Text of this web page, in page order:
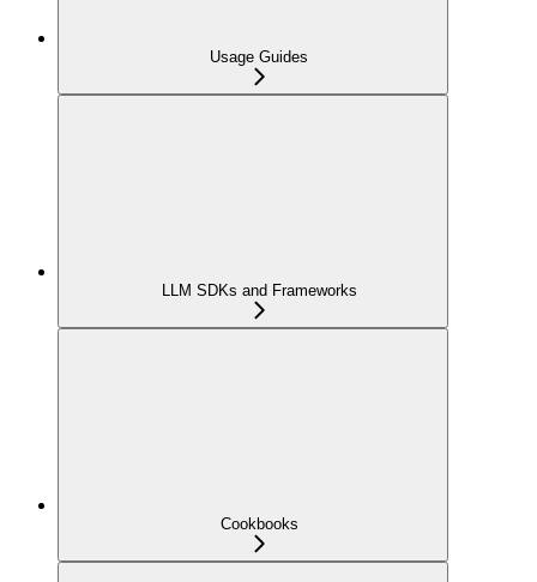
Usage Guides
LLM SDKs and Frameworks
Cookbooks